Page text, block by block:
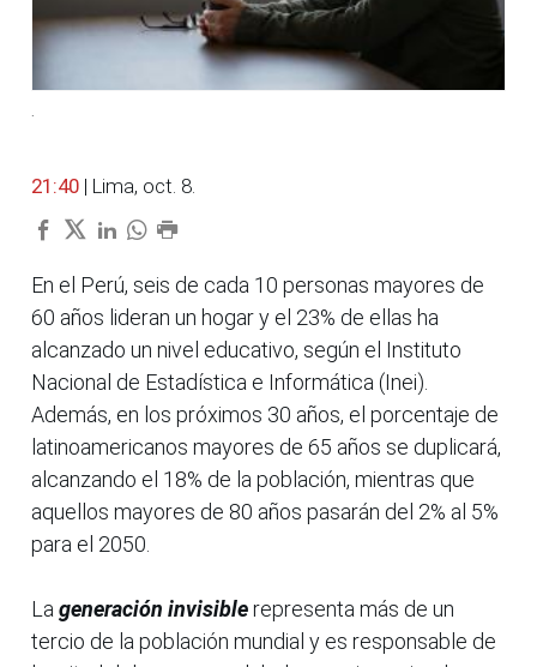
.
21:40 | Lima, oct. 8.
En el Perú, seis de cada 10 personas mayores de
60 años lideran un hogar y el 23% de ellas ha
alcanzado un nivel educativo, según el Instituto
Nacional de Estadística e Informática (Inei).
Además, en los próximos 30 años, el porcentaje de
latinoamericanos mayores de 65 años se duplicará,
alcanzando el 18% de la población, mientras que
aquellos mayores de 80 años pasarán del 2% al 5%
para el 2050.
La generación invisiblerepresenta más de un
tercio de la población mundial y es responsable de